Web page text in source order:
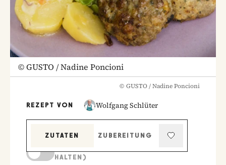
©GUSTO / Nadine Poncioni
© GUSTO / Nadine Poncioni
REZEPT VON Wolfgang Schlüter
ZUTATEN
ZUBEREITUNG
HALTEN)